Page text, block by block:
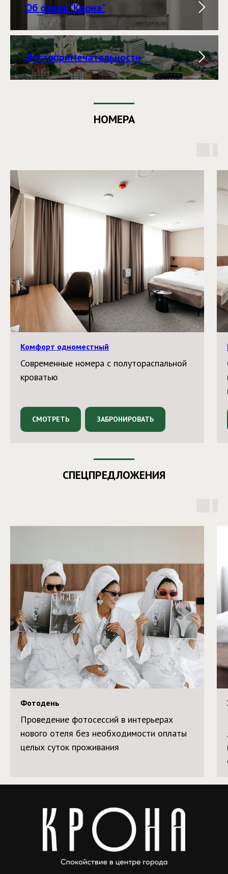
Об отеле "Крона"
Достопримечательности
НОМЕРА
Комфорт одноместный
Современные номера с полутораспальной
кроватью
СМОТРЕТЬ ЗАБРОНИРОВАТЬ
СПЕЦПРЕДЛОЖЕНИЯ
Фотодень
Проведение фотосессий в интерьерах
нового отеля без необходимости оплаты
целых суток проживания